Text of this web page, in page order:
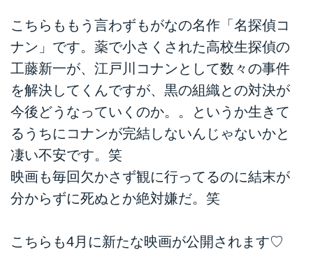
こちらももう言わずもがなの名作「名探偵コ
ナン」です。薬で小さくされた高校生探偵の
工藤新一が、江戸川コナンとして数々の事件
を解決してくんですが、黒の組織との対決が
今後どうなっていくのか。。というか生きて
るうちにコナンが完結しないんじゃないかと
凄い不安です。笑
映画も毎回欠かさず観に行ってるのに結末が
分からずに死ぬとか絶対嫌だ。笑
こちらも4月に新たな映画が公開されます♡